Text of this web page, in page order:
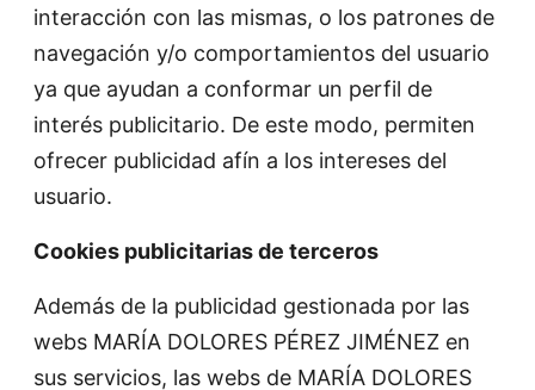
interacción con las mismas, o los patrones de
navegación y/o comportamientos del usuario
ya que ayudan a conformar un perfil de
interés publicitario. De este modo, permiten
ofrecer publicidad afín a los intereses del
usuario.
Cookies publicitarias de terceros
Además de la publicidad gestionada por las
webs MARÍA DOLORES PÉREZ JIMÉNEZ en
sus servicios, las webs de MARÍA DOLORES